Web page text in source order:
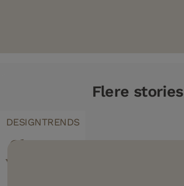
Flere stories
DESIGNTRENDS
Charmen
ved mørke